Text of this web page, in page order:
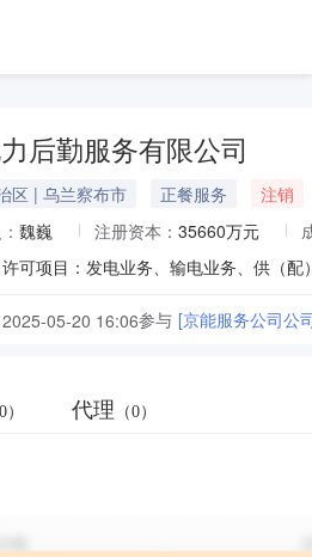
后勤服务有限公司
区 | 乌兰察布市 正餐服务
注销
魏巍 注册资本： 35660万元
2025-05-20 16:06参与 [京能服务公司公
） 代理 （0）